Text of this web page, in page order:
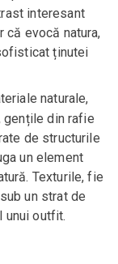
interesant
că evocă natura,
ținutei
naturale,
gențile din rafie
de structurile
un element
Texturile, fie
un strat de
unui outfit.